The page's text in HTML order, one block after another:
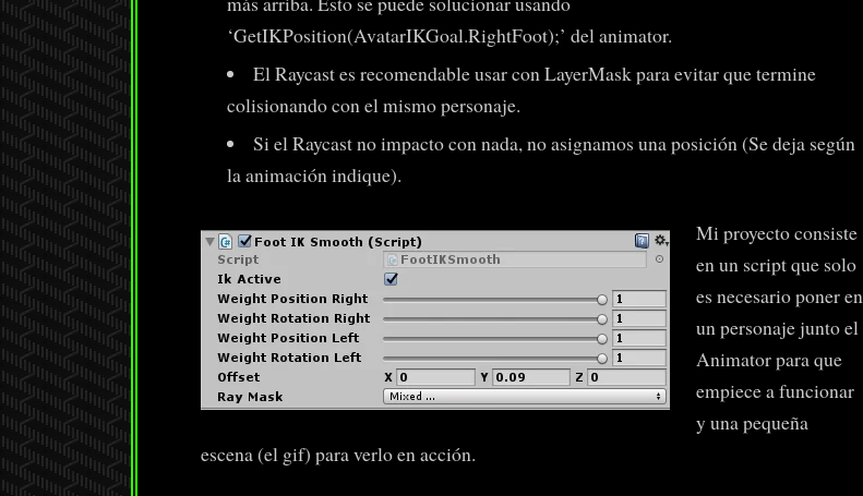
‘GetIKPosition(AvatarIKGoal.RightFoot);’ del animator.
El Raycast es recomendable usar con LayerMask para evitar que termine
colisionando con el mismo personaje.
Si el Raycast no impacto con nada, no asignamos una posición (Se deja según
la animación indique).
Mi proyecto consiste
en un script que solo
es necesario poner en
un personaje junto el
Animator para que
empiece a funcionar
y una pequeña
escena (el gif) para verlo en acción.